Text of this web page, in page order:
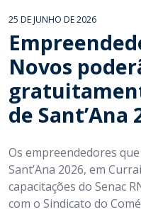
25 DE JUNHO DE 2026
Novos
de Sant’Ana
Os empreendedores
Sant’Ana 2026, em
capacitações do Senac
com o Sindicato do